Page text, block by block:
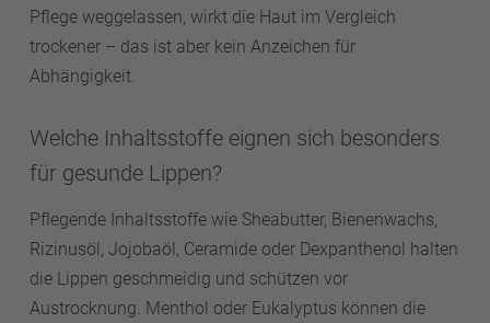
Pflege weggelassen, wirkt die Haut im Vergleich
trockener – das ist aber kein Anzeichen für
Abhängigkeit.
Welche Inhaltsstoffe eignen sich besonders
für gesunde Lippen?
Pflegende Inhaltsstoffe wie Sheabutter, Bienenwachs,
Rizinusöl, Jojobaöl, Ceramide oder Dexpanthenol halten
die Lippen geschmeidig und schützen vor
Austrocknung. Menthol oder Eukalyptus können die